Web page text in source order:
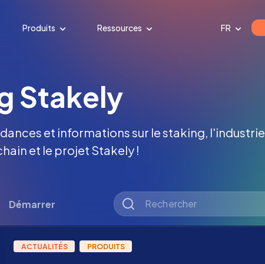
Produits Ressources FR
Stakely
et informations sur le staking, l'industrie
et le projet Stakely !
Démarrer
ACTUALITÉS PRODUITS